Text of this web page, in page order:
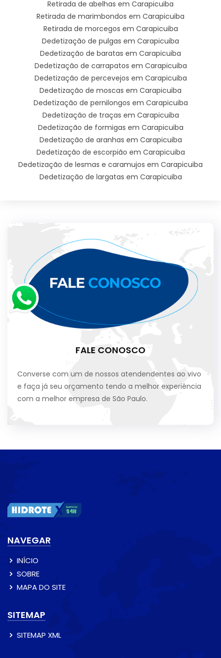
Retirada de abelhas em Carapicuiba
Retirada de marimbondos em Carapicuiba
Retirada de morcegos em Carapicuiba
Dedetização de pulgas em Carapicuiba
Dedetização de baratas em Carapicuiba
Dedetização de carrapatos em Carapicuiba
Dedetização de percevejos em Carapicuiba
Dedetização de moscas em Carapicuiba
Dedetização de pernilongos em Carapicuiba
Dedetização de traças em Carapicuiba
Dedetização de formigas em Carapicuiba
Dedetização de aranhas em Carapicuiba
Dedetização de escorpião em Carapicuiba
Dedetização de lesmas e caramujos em Carapicuiba
Dedetização de largatas em Carapicuiba
FALE CONOSCO
Converse com um de nossos atendendentes ao vivo
e faça já seu orçamento tendo a melhor experiência
com a melhor empresa de São Paulo.
NAVEGAR
INÍCIO
SOBRE
MAPA DO SITE
SITEMAP
SITEMAP XML